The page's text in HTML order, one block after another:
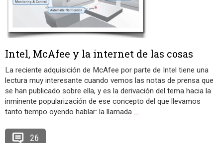
Intel, McAfee y la internet de las cosas
La reciente adquisición de McAfee por parte de Intel tiene una
lectura muy interesante cuando vemos las notas de prensa que
se han publicado sobre ella, y es la derivación del tema hacia la
inminente popularización de ese concepto del que llevamos
tanto tiempo oyendo hablar: la llamada …
26